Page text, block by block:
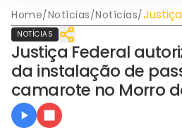
Home/Notícias/Notícias/
de
no
NOTÍCIAS
Justiça Federal
da instalação de
camarote no Morro